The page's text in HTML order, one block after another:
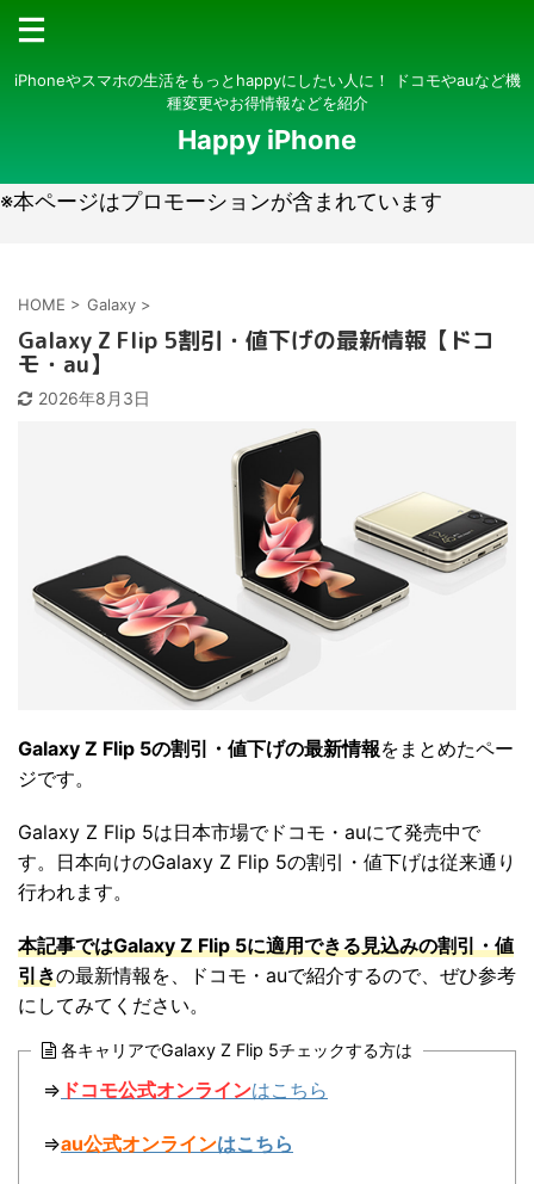
iPhoneやスマホの生活をもっとhappyにしたい人に！ ドコモやauなど機
種変更やお得情報などを紹介
Happy iPhone
※本ページはプロモーションが含まれています
HOME > Galaxy >
Galaxy Z Flip 5割引・値下げの最新情報【ドコ
モ・au】
2026年8月3日
Galaxy Z Flip 5の割引・値下げの最新情報をまとめたペー
ジです。
Galaxy Z Flip 5は日本市場でドコモ・auにて発売中で
す。日本向けのGalaxy Z Flip 5の割引・値下げは従来通り
行われます。
本記事ではGalaxy Z Flip 5に適用できる見込みの割引・値
引きの最新情報を、ドコモ・auで紹介するので、ぜひ参考
にしてみてください。
各キャリアでGalaxy Z Flip 5チェックする方は
⇒ ドコモ公式オンラインはこちら
⇒au公式オンラインはこちら